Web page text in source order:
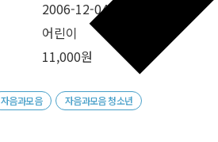
2006-12-04
어린이
11,000원
자음과모음 자음과모음 청소년